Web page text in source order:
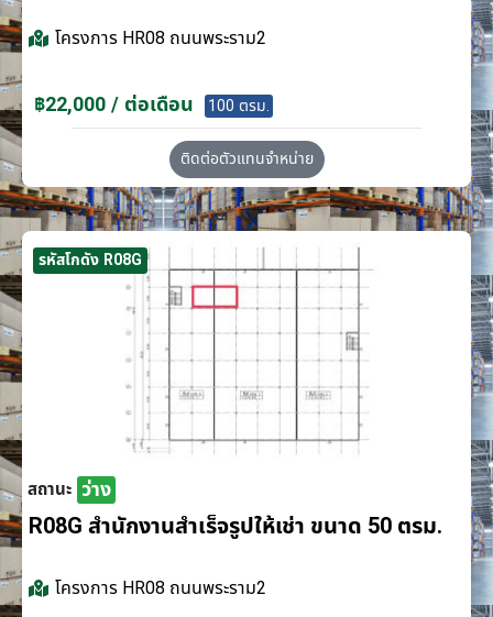
โครงการ HR08 ถนนพระราม2
฿22,000 / ต่อเดือน 100 ตรม.
ติดต่อตัวแทนจำหน่าย
รหัสโกดัง R08G
สถานะ ว่าง
R08G สำนักงานสำเร็จรูปให้เช่า ขนาด 50 ตรม.
โครงการ HR08 ถนนพระราม2